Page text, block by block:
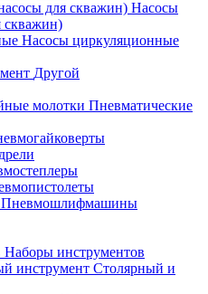
Насосы
скважин)
Насосы циркуляционные
Другой
Пневматические
Пневмошлифмашины
Наборы инструментов
Столярный и